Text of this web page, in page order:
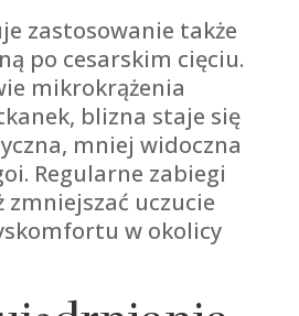
zastosowanie także
po cesarskim cięciu.
mikrokrążenia
blizna staje się
mniej widoczna
Regularne zabiegi
zmniejszać uczucie
w okolicy